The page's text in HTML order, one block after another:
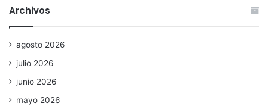
Archivos
agosto 2026
julio 2026
junio 2026
mayo 2026